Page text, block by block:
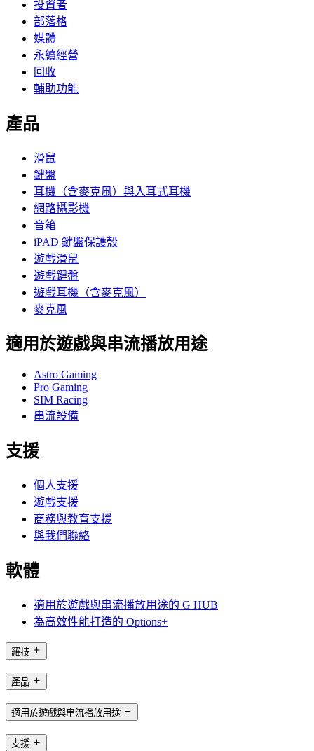
投資者
部落格
媒體
永續經營
回收
輔助功能
產品
滑鼠
鍵盤
耳機（含麥克風）與入耳式耳機
網路攝影機
音箱
iPAD 鍵盤保護殼
遊戲滑鼠
遊戲鍵盤
遊戲耳機（含麥克風）
麥克風
適用於遊戲與串流播放用途
Astro Gaming
Pro Gaming
SIM Racing
串流設備
支援
個人支援
遊戲支援
商務與教育支援
與我們聯絡
軟體
適用於遊戲與串流播放用途的 G HUB
為高效性能打造的 Options+
羅技
產品
適用於遊戲與串流播放用途
支援